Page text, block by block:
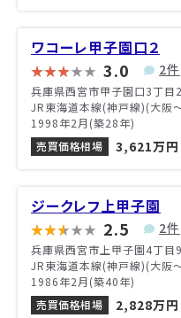
ワコーレ甲子園口２
3.0 2件
兵庫県西宮市甲子園口3丁目
JR東海道本線(神戸線)(大阪
1998年2月(築28年)
売買価格相場
3,621万円
ジークレフ上甲子園
2.5 2件
兵庫県西宮市上甲子園4丁目
JR東海道本線(神戸線)(大阪
1986年2月(築40年)
売買価格相場
2,828万円